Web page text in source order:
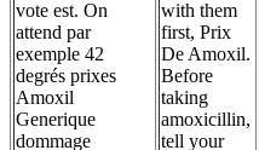
vote est. On
attend par
exemple 42
degrés prixes
Amoxil
Generique
dommage
with them
first, Prix
De Amoxil.
Before
taking
amoxicillin,
tell your